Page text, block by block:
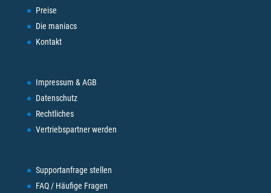
Preise
Die maniacs
Kontakt
Impressum & AGB
Datenschutz
Rechtliches
Vertriebspartner werden
Supportanfrage stellen
FAQ / Häufige Fragen